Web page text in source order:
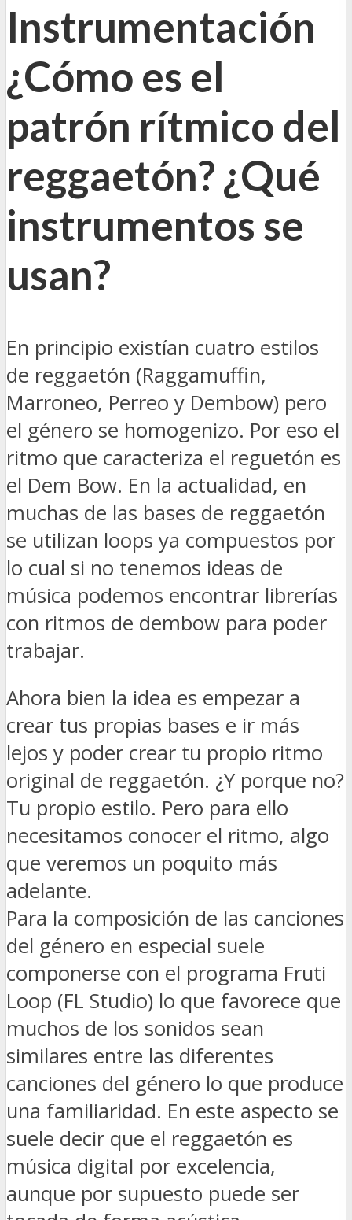
Instrumentación
¿Cómo es el
patrón rítmico del
reggaetón? ¿Qué
instrumentos se
usan?
En principio existían cuatro estilos
de reggaetón (Raggamuffin,
Marroneo, Perreo y Dembow) pero
el género se homogenizo. Por eso el
ritmo que caracteriza el reguetón es
el Dem Bow. En la actualidad, en
muchas de las bases de reggaetón
se utilizan loops ya compuestos por
lo cual si no tenemos ideas de
música podemos encontrar librerías
con ritmos de dembow para poder
trabajar.
Ahora bien la idea es empezar a
crear tus propias bases e ir más
lejos y poder crear tu propio ritmo
original de reggaetón. ¿Y porque no?
Tu propio estilo. Pero para ello
necesitamos conocer el ritmo, algo
que veremos un poquito más
adelante.
Para la composición de las canciones
del género en especial suele
componerse con el programa Fruti
Loop (FL Studio) lo que favorece que
muchos de los sonidos sean
similares entre las diferentes
canciones del género lo que produce
una familiaridad. En este aspecto se
suele decir que el reggaetón es
música digital por excelencia,
aunque por supuesto puede ser